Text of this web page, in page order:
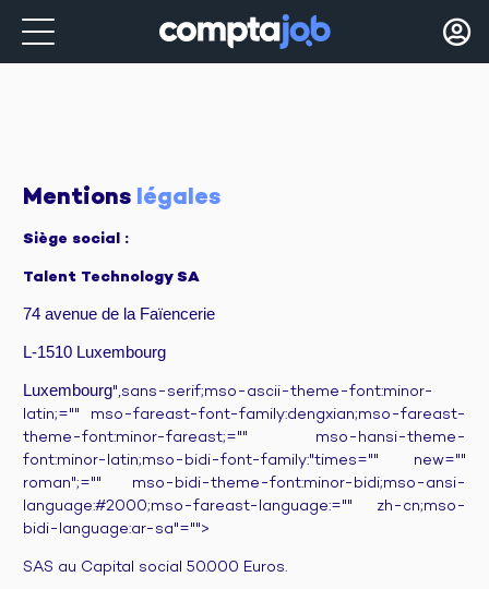
Mentions légales
Siège social :
Talent Technology SA
74 avenue de la Faïencerie
L-1510 Luxembourg
Luxembourg",sans-serif;mso-ascii-theme-font:minor-
latin;="" mso-fareast-font-family:dengxian;mso-fareast-
theme-font:minor-fareast;="" mso-hansi-theme-
font:minor-latin;mso-bidi-font-family:"times="" new=""
roman";="" mso-bidi-theme-font:minor-bidi;mso-ansi-
language:#2000;mso-fareast-language:="" zh-cn;mso-
bidi-language:ar-sa"="">
SAS au Capital social 50.000 Euros.